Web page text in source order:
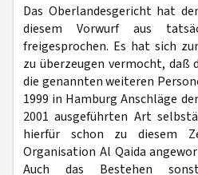
Das Oberlandesgericht hat
diesem Vorwurf aus
freigesprochen. Es hat sich
zu überzeugen vermocht, daß
die genannten weiteren
1999 in Hamburg Anschläge
2001 ausgeführten Art
hierfür schon zu diesem
Organisation Al Qaida
Auch das Bestehen